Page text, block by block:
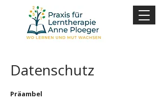
Datenschutz
Präambel